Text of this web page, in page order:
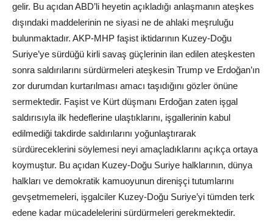
gelir. Bu açıdan ABD’li heyetin açıkladığı anlaşmanın ateşkes
dışındaki maddelerinin ne siyasi ne de ahlaki meşruluğu
bulunmaktadır. AKP-MHP faşist iktidarının Kuzey-Doğu
Suriye’ye sürdüğü kirli savaş güçlerinin ilan edilen ateşkesten
sonra saldırılarını sürdürmeleri ateşkesin Trump ve Erdoğan’ın
zor durumdan kurtarılması amacı taşıdığını gözler önüne
sermektedir. Faşist ve Kürt düşmanı Erdoğan zaten işgal
saldırısıyla ilk hedeflerine ulaştıklarını, işgallerinin kabul
edilmediği takdirde saldırılarını yoğunlaştırarak
sürdüreceklerini söylemesi neyi amaçladıklarını açıkça ortaya
koymuştur. Bu açıdan Kuzey-Doğu Suriye halklarının, dünya
halkları ve demokratik kamuoyunun direnişçi tutumlarını
gevşetmemeleri, işgalciler Kuzey-Doğu Suriye’yi tümden terk
edene kadar mücadelelerini sürdürmeleri gerekmektedir.